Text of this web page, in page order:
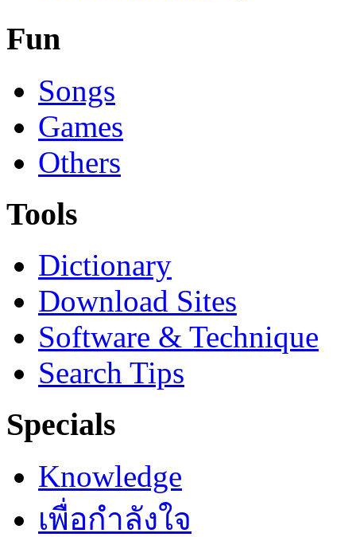
Fun
Songs
Games
Others
Tools
Dictionary
Download Sites
Software & Technique
Search Tips
Specials
Knowledge
เพื่อกำลังใจ